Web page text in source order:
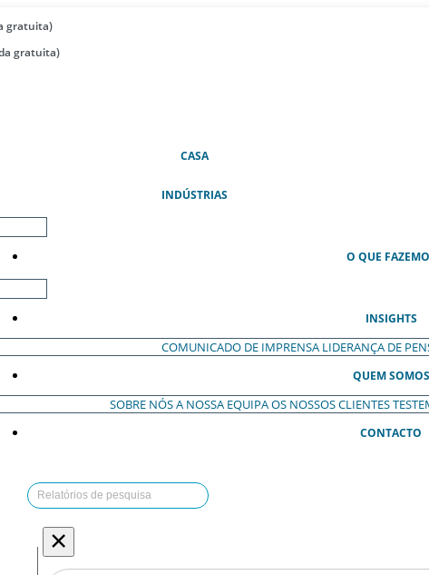
gratuita)
gratuita)
CASA(ATUAL)
INDÚSTRIAS
O QUE
INSIGHTS
COMUNICADO DE IMPRENSA LIDERANÇA DE
QUEM SOMOS
SOBRE NÓSA NOSSA EQUIPAOS NOSSOS CLIENTES
CONTACTO
×